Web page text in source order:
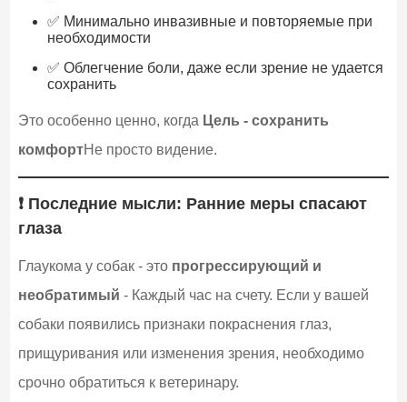
✅ Минимально инвазивные и повторяемые при
необходимости
✅ Облегчение боли, даже если зрение не удается
сохранить
Это особенно ценно, когда Цель - сохранить
комфортНе просто видение.
❗ Последние мысли: Ранние меры спасают
глаза
Глаукома у собак - это прогрессирующий и
необратимый - Каждый час на счету. Если у вашей
собаки появились признаки покраснения глаз,
прищуривания или изменения зрения, необходимо
срочно обратиться к ветеринару.